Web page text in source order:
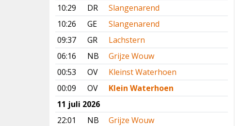
10:29
DR
Slangenarend
10:26
GE
Slangenarend
09:37
GR
Lachstern
06:16
NB
Grijze Wouw
00:53
OV
Kleinst Waterhoen
00:09
OV
Klein Waterhoen
11 juli 2026
22:01
NB
Grijze Wouw